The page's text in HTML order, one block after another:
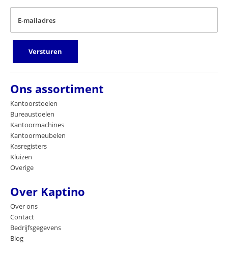
E-mailadres
Versturen
Ons assortiment
Kantoorstoelen
Bureaustoelen
Kantoormachines
Kantoormeubelen
Kasregisters
Kluizen
Overige
Over Kaptino
Over ons
Contact
Bedrijfsgegevens
Blog